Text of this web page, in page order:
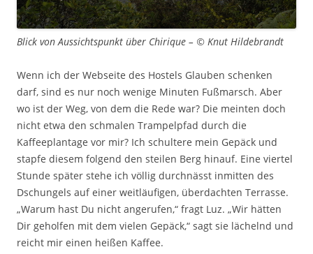
Blick von Aussichtspunkt über Chirique – © Knut Hildebrandt
Wenn ich der Webseite des Hostels Glauben schenken
darf, sind es nur noch wenige Minuten Fußmarsch. Aber
wo ist der Weg, von dem die Rede war? Die meinten doch
nicht etwa den schmalen Trampelpfad durch die
Kaffeeplantage vor mir? Ich schultere mein Gepäck und
stapfe diesem folgend den steilen Berg hinauf. Eine viertel
Stunde später stehe ich völlig durchnässt inmitten des
Dschungels auf einer weitläufigen, überdachten Terrasse.
„Warum hast Du nicht angerufen,“ fragt Luz. „Wir hätten
Dir geholfen mit dem vielen Gepäck,“ sagt sie lächelnd und
reicht mir einen heißen Kaffee.